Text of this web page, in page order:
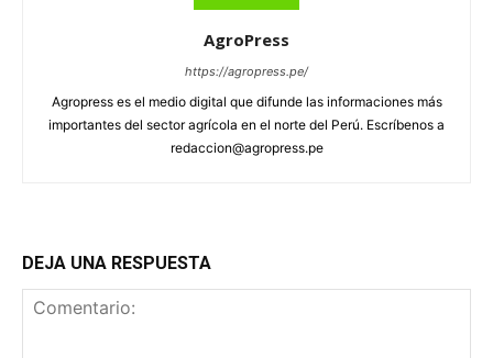
AgroPress
https://agropress.pe/
Agropress es el medio digital que difunde las informaciones más
importantes del sector agrícola en el norte del Perú. Escríbenos a
redaccion@agropress.pe
DEJA UNA RESPUESTA